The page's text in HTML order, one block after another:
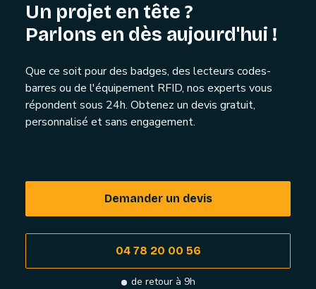
Un projet en tête ?
Parlons en dès aujourd'hui !
Que ce soit pour des badges, des lecteurs codes-
barres ou de l'équipement RFID, nos experts vous
répondent sous 24h. Obtenez un devis gratuit,
personnalisé et sans engagement.
Demander un devis
04 78 20 00 56
de retour à 9h